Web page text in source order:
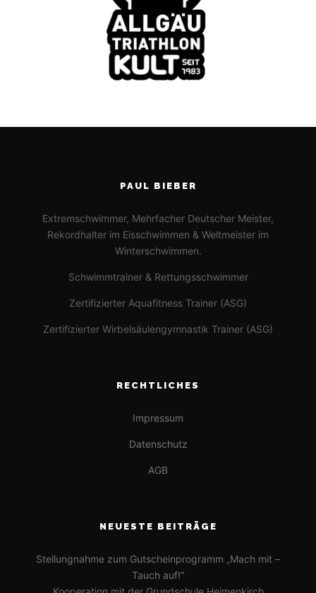
PAUL BIEBER
Extremschwimmer, Mehrfacher Deutscher Meister,
Rekordhalter im Eisschwimmen & Weltmeister im
Winterschwimmen.
Schwimmtrainer & Rettungsschwimmer
Zertifizierter Aquafitness Trainer (ASG)
Zertifizierter Wirbelsäulengymnastik Trainer (ASG)
RECHTLICHES
Impressum
Datenschutz
AGB
NEUESTE BEITRÄGE
Stellungnahme zum Gutscheinprogramm „Mach mit –
Tauch auf!“